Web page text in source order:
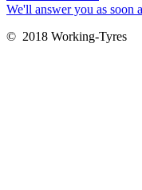
We'll answer you as soon
© 2018 Working-Tyres